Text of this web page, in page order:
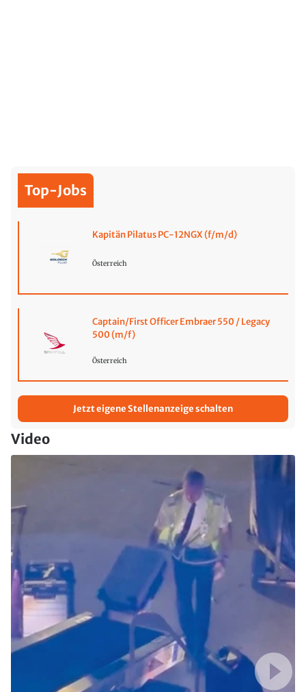
Top-Jobs
Kapitän Pilatus PC-12NGX (f/m/d)
Österreich
Captain/First Officer Embraer 550 / Legacy
500 (m/f)
Österreich
Jetzt eigene Stellenanzeige schalten
Video